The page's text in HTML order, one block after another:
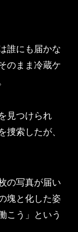
誰にも届かな
のまま冷蔵ケ
見つけられ
捜索したが、
の写真が届い
塊と化した姿
こう」という